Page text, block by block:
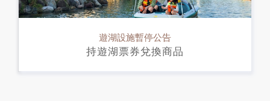
遊湖設施暫停公告
持遊湖票券兌換商品